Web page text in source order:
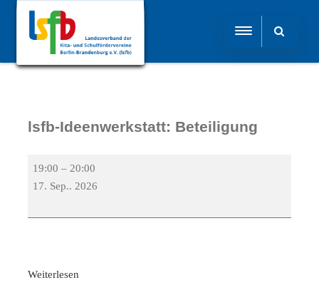
lsfb-Ideenwerkstatt: Beteiligung
19:00 – 20:00
17. Sep.. 2026
Weiterlesen